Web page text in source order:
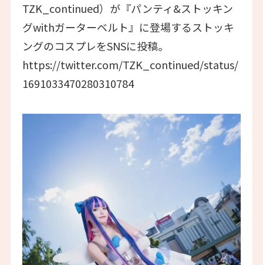
TZK_continued）が『パンティ&ストッキン
グwithガーターベルト』に登場するストッキ
ングのコスプレをSNSに投稿。
https://twitter.com/TZK_continued/status/
1691033470280310784